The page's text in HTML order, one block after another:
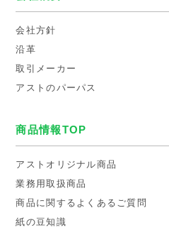
会社方針
沿革
取引メーカー
アストのパーパス
商品情報TOP
アストオリジナル商品
業務用取扱商品
商品に関するよくあるご質問
紙の豆知識